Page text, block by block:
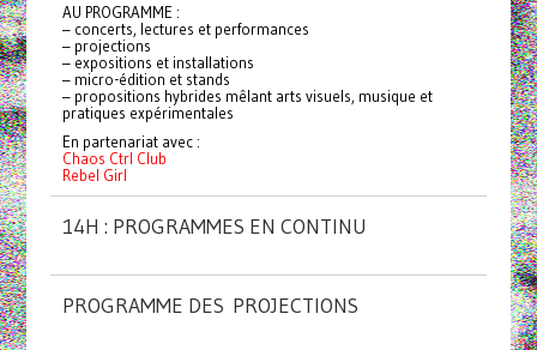
AU PROGRAMME :
– concerts, lectures et performances
– projections
– expositions et installations
– micro-édition et stands
– propositions hybrides mêlant arts visuels, musique et
pratiques expérimentales
En partenariat avec :
Chaos Ctrl Club
Rebel Girl
14H : PROGRAMMES EN CONTINU
PROGRAMME DES PROJECTIONS